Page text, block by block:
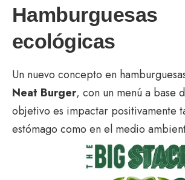
Hamburguesas
ecológicas
Un nuevo concepto en
Neat Burger, con un menú a base
objetivo es impactar positivamente
estómago como en el medio